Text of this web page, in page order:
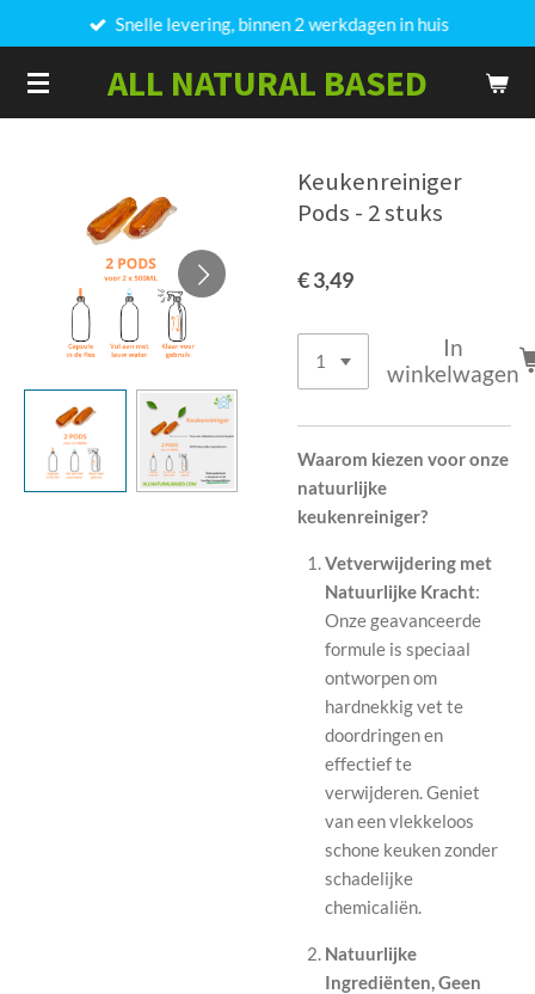
direct
naar
ALL NATURAL BASED
Snelle levering, binnen 2 werkdagen in huis
Keukenreiniger
Pods - 2 stuks
€ 3,49
In
winkelwagen
Waarom kiezen voor onze
natuurlijke
keukenreiniger?
Vetverwijdering met
Natuurlijke Kracht:
Onze geavanceerde
formule is speciaal
ontworpen om
hardnekkig vet te
doordringen en
effectief te
verwijderen. Geniet
van een vlekkeloos
schone keuken zonder
schadelijke
chemicaliën.
Natuurlijke
Ingrediënten, Geen